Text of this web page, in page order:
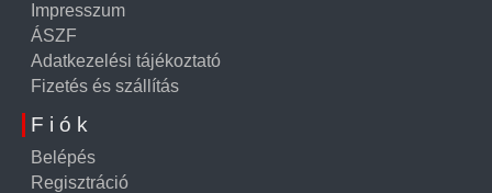
Impresszum
ÁSZF
Adatkezelési tájékoztató
Fizetés és szállítás
Fiók
Belépés
Regisztráció